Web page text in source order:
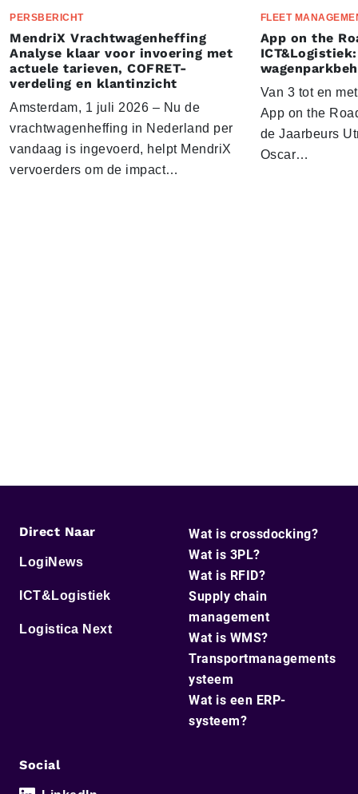
PERSBERICHT
MendriX Vrachtwagenheffing
Analyse klaar voor invoering met
actuele tarieven, COFRET-
verdeling en klantinzicht
Amsterdam, 1 juli 2026 – Nu de
vrachtwagenheffing in Nederland per
vandaag is ingevoerd, helpt MendriX
vervoerders om de impact…
FLEET
App on the
Van 3 tot en
App on the
de Jaarbeurs
Oscar…
Direct Naar
LogiNews
ICT&Logistiek
Logistica Next
Wat is crossdocking?
Wat is 3PL?
Wat is RFID?
Supply chain
management
Wat is WMS?
Transportmanagements
ysteem
Wat is een ERP-
systeem?
Social